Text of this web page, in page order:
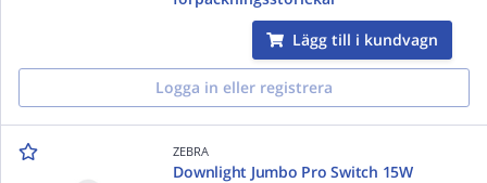
Lägg till i kundvagn
Logga in eller registrera
ZEBRA
Downlight Jumbo Pro Switch 15W